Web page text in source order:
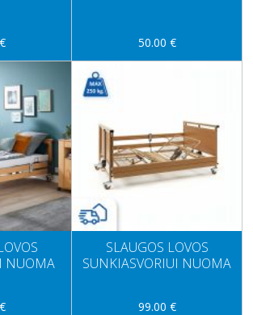
50.00 €
NUOMA
SLAUGOS LOVOS
SUNKIASVORIUI NUOMA
99.00 €